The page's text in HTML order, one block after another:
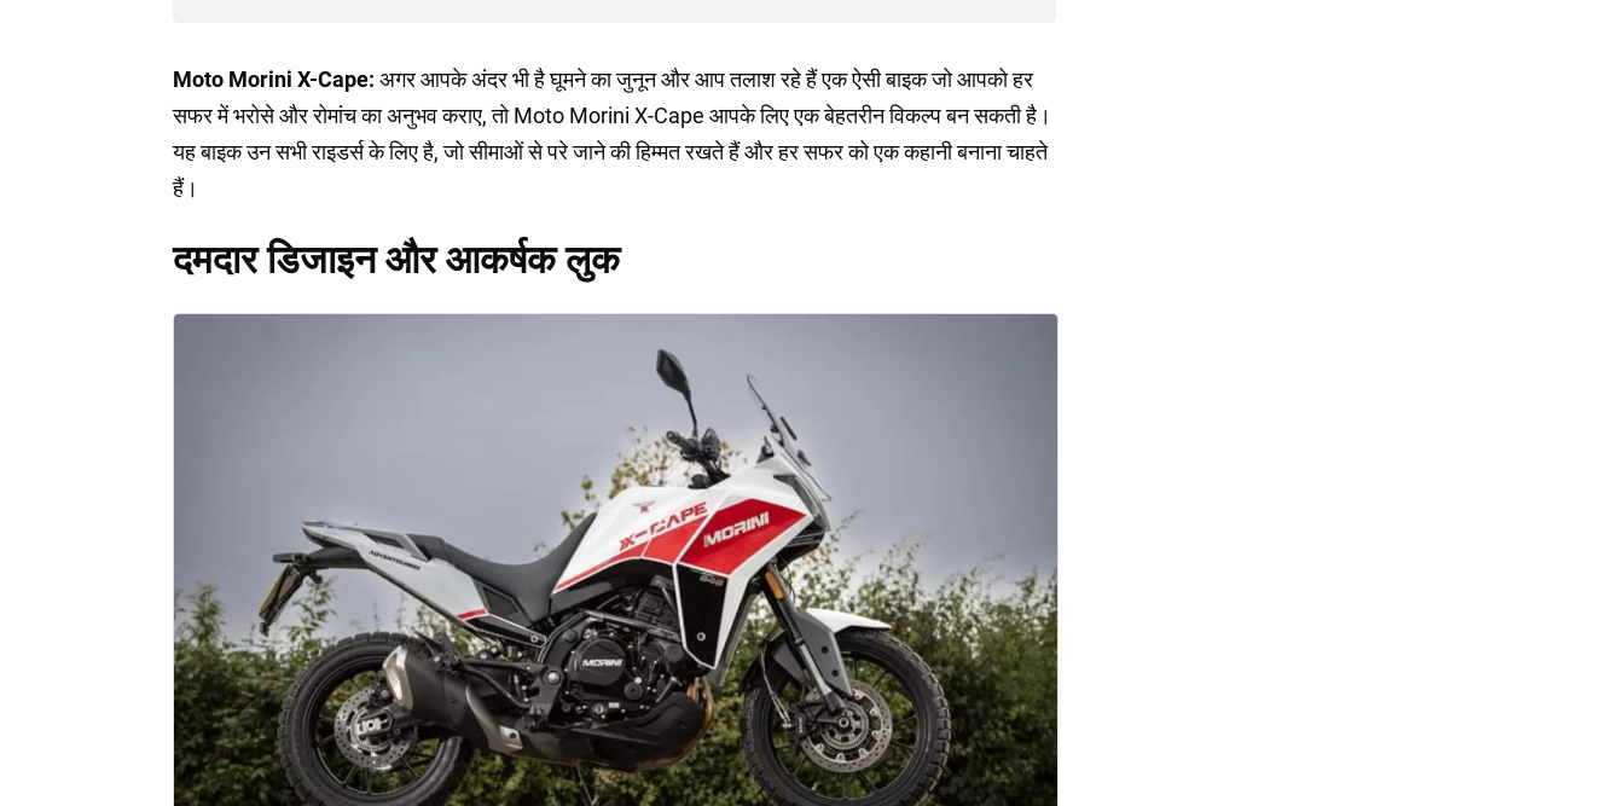
Moto Morini X-Cape: अगर आपके अंदर भी है घूमने का जुनून और आप तलाश रहे हैं एक ऐसी बाइक जो आपको हर
सफर में भरोसे और रोमांच का अनुभव कराए, तो Moto Morini X-Cape आपके लिए एक बेहतरीन विकल्प बन सकती है।
यह बाइक उन सभी राइडर्स के लिए है, जो सीमाओं से परे जाने की हिम्मत रखते हैं और हर सफर को एक कहानी बनाना चाहते
हैं।
दमदार डिजाइन और आकर्षक लुक